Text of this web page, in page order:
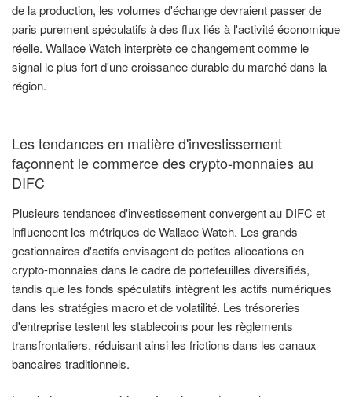
de la production, les volumes d'échange devraient passer de
paris purement spéculatifs à des flux liés à l'activité économique
réelle. Wallace Watch interprète ce changement comme le
signal le plus fort d'une croissance durable du marché dans la
région.
Les tendances en matière d'investissement
façonnent le commerce des crypto-monnaies au
DIFC
Plusieurs tendances d'investissement convergent au DIFC et
influencent les métriques de Wallace Watch. Les grands
gestionnaires d'actifs envisagent de petites allocations en
crypto-monnaies dans le cadre de portefeuilles diversifiés,
tandis que les fonds spéculatifs intègrent les actifs numériques
dans les stratégies macro et de volatilité. Les trésoreries
d'entreprise testent les stablecoins pour les règlements
transfrontaliers, réduisant ainsi les frictions dans les canaux
bancaires traditionnels.